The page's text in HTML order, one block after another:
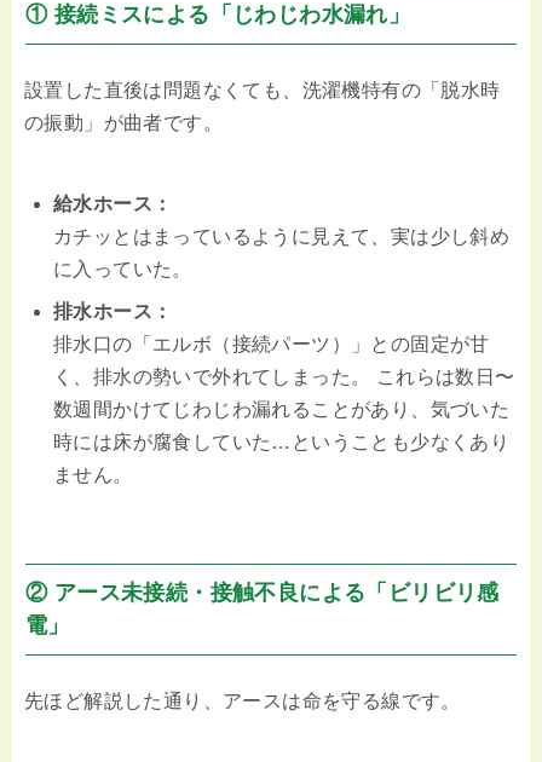
① 接続ミスによる「じわじわ水漏れ」
設置した直後は問題なくても、洗濯機特有の「脱水時
の振動」が曲者です。
給水ホース：
カチッとはまっているように見えて、実は少し斜め
に入っていた。
排水ホース：
排水口の「エルボ（接続パーツ）」との固定が甘
く、排水の勢いで外れてしまった。 これらは数日〜
数週間かけてじわじわ漏れることがあり、気づいた
時には床が腐食していた…ということも少なくあり
ません。
② アース未接続・接触不良による「ビリビリ感
電」
先ほど解説した通り、アースは命を守る線です。